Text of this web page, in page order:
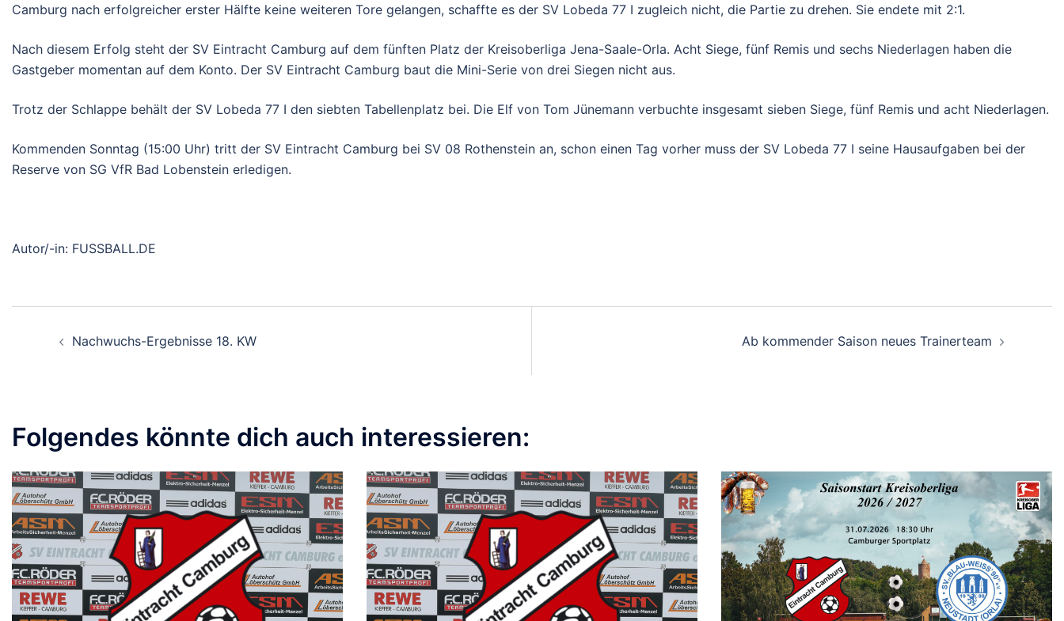
Camburg nach erfolgreicher erster Hälfte keine weiteren Tore gelangen, schaffte es der SV Lobeda 77 I zugleich nicht, die Partie zu drehen. Sie endete mit 2:1.
Nach diesem Erfolg steht der SV Eintracht Camburg auf dem fünften Platz der Kreisoberliga Jena-Saale-Orla. Acht Siege, fünf Remis und sechs Niederlagen haben die
Gastgeber momentan auf dem Konto. Der SV Eintracht Camburg baut die Mini-Serie von drei Siegen nicht aus.
Trotz der Schlappe behält der SV Lobeda 77 I den siebten Tabellenplatz bei. Die Elf von Tom Jünemann verbuchte insgesamt sieben Siege, fünf Remis und acht Niederlagen.
Kommenden Sonntag (15:00 Uhr) tritt der SV Eintracht Camburg bei SV 08 Rothenstein an, schon einen Tag vorher muss der SV Lobeda 77 I seine Hausaufgaben bei der
Reserve von SG VfR Bad Lobenstein erledigen.
Autor/-in: FUSSBALL.DE
Nachwuchs-Ergebnisse 18. KW Ab kommender Saison neues Trainerteam
Folgendes könnte dich auch interessieren: